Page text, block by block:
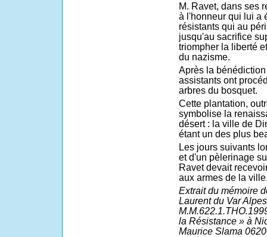
M. Ravet, dans ses
à l'honneur qui lui a
résistants qui au
jusqu'au sacrifice
triompher la liberté
du nazisme.
Après la
assistants ont
arbres du bosquet.
Cette plantation,
symbolise la
désert : la ville de
étant un des plus
Les jours suivants
et d'un pèlerinage
Ravet devait
aux armes de la
Extrait du mémoire
Laurent du Var
la Résistance » à
Maurice Slama